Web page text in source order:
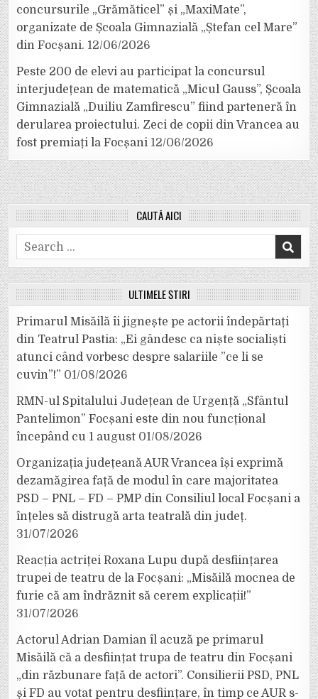
concursurile „Grămăticel” și „MaxiMate”,
organizate de Școala Gimnazială „Ștefan cel Mare”
din Focșani. 12/06/2026
Peste 200 de elevi au participat la concursul
interjudețean de matematică „Micul Gauss”, Școala
Gimnazială „Duiliu Zamfirescu” fiind parteneră în
derularea proiectului. Zeci de copii din Vrancea au
fost premiați la Focșani 12/06/2026
CAUTĂ AICI
Search
for:
ULTIMELE ȘTIRI
Primarul Misăilă îi jignește pe actorii îndepărtați
din Teatrul Pastia: „Ei gândesc ca niște socialiști
atunci când vorbesc despre salariile ”ce li se
cuvin”!” 01/08/2026
RMN-ul Spitalului Județean de Urgență „Sfântul
Pantelimon” Focșani este din nou funcțional
începând cu 1 august 01/08/2026
Organizația județeană AUR Vrancea își exprimă
dezamăgirea față de modul în care majoritatea
PSD – PNL – FD – PMP din Consiliul local Focșani a
înțeles să distrugă arta teatrală din județ.
31/07/2026
Reacția actriței Roxana Lupu după desființarea
trupei de teatru de la Focșani: „Misăilă mocnea de
furie că am îndrăznit să cerem explicații!”
31/07/2026
Actorul Adrian Damian îl acuză pe primarul
Misăilă că a desființat trupa de teatru din Focșani
„din răzbunare față de actori”. Consilierii PSD, PNL
și FD au votat pentru desființare, în timp ce AUR s-